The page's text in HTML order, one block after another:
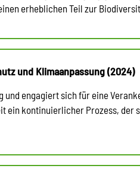
erheblichen Teil zur
und Klimaanpassung (2024)
engagiert sich für eine
ein kontinuierlicher Prozess, der